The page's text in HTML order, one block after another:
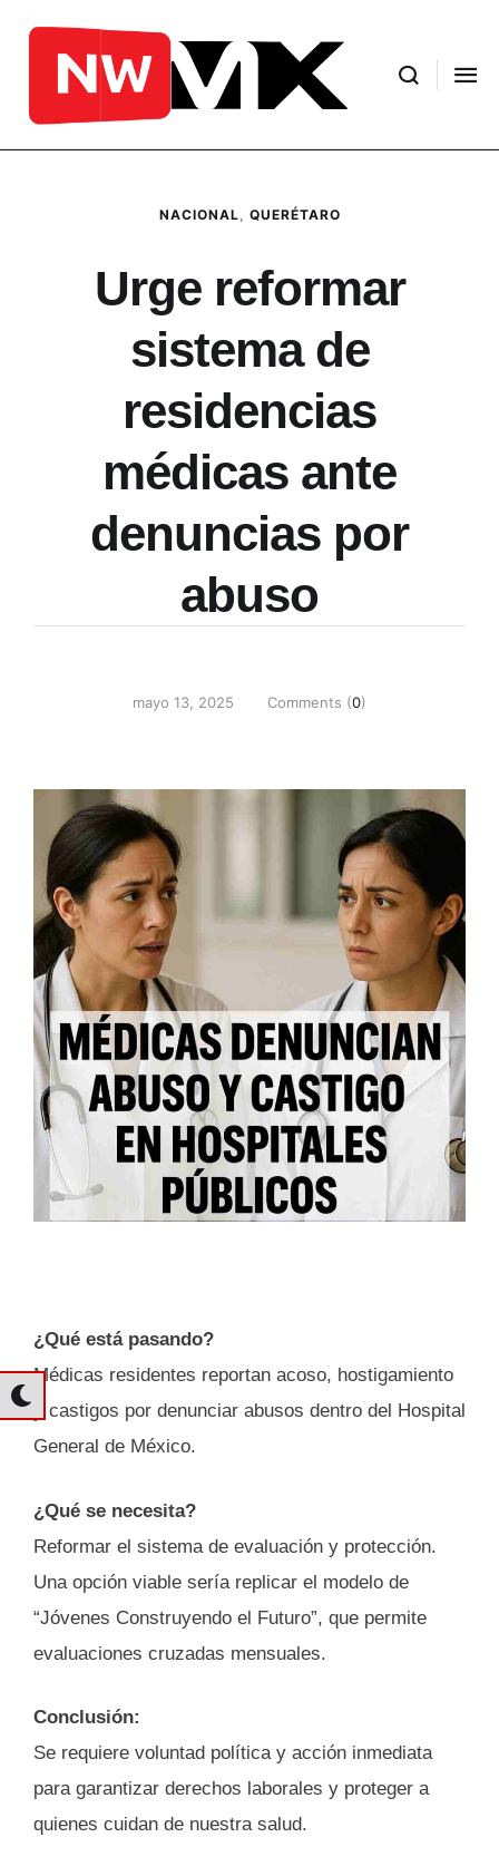
NACIONAL, QUERÉTARO
Urge reformar
sistema de
residencias
médicas ante
denuncias por
abuso
mayo 13, 2025 Comments (0)
¿Qué está pasando?
Médicas residentes reportan acoso, hostigamiento
y castigos por denunciar abusos dentro del Hospital
General de México.
¿Qué se necesita?
Reformar el sistema de evaluación y protección.
Una opción viable sería replicar el modelo de
“Jóvenes Construyendo el Futuro”, que permite
evaluaciones cruzadas mensuales.
Conclusión:
Se requiere voluntad política y acción inmediata
para garantizar derechos laborales y proteger a
quienes cuidan de nuestra salud.